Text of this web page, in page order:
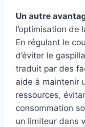
Un autre
l’optimisation de
En régulant le
d’éviter le
traduit par des
aide à maintenir
ressources,
consommation
un limiteur dans